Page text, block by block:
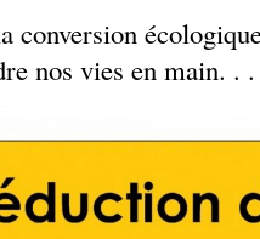
conversion
nos vies en main. . .